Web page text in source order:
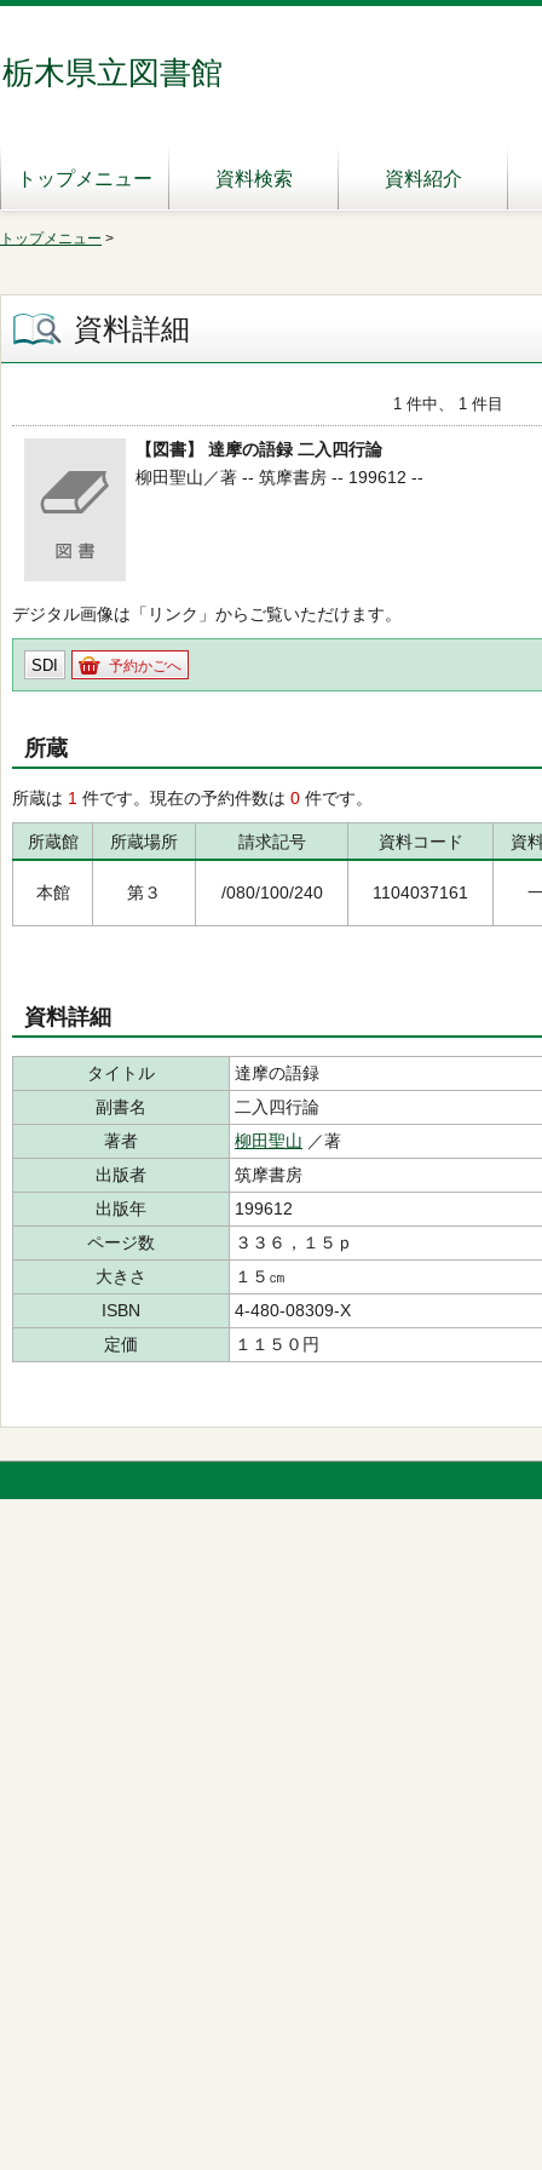
栃木県立図書館
トップメニュー 資料検索 資料紹介
トップメニュー >
資料詳細
1 件中、 1 件目
【図書】 達摩の語録 二入四行論
柳田聖山／著 -- 筑摩書房 -- 199612 --
デジタル画像は「リンク」からご覧いただけます。
SDI 予約かごへ
所蔵
所蔵は 1 件です。現在の予約件数は 0 件です。
所蔵館 所蔵場所 請求記号 資料コード 資
本館 第３ /080/100/240 1104037161
資料詳細
タイトル
達摩の語録
副書名
二入四行論
著者
柳田聖山 ／著
出版者
筑摩書房
出版年
199612
ページ数
３３６，１５ｐ
大きさ
１５㎝
ISBN
4-480-08309-X
定価
１１５０円